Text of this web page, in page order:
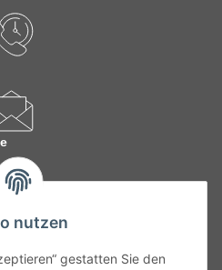
nutzen
gestatten Sie den